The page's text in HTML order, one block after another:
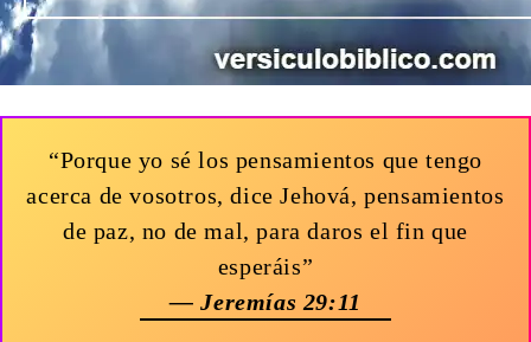
“Porque yo sé los pensamientos que tengo
acerca de vosotros, dice Jehová, pensamientos
de paz, no de mal, para daros el fin que
esperáis”
— Jeremías 29:11